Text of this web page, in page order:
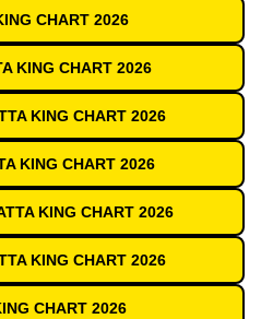
CHART 2026
KING CHART 2026
KING CHART 2026
KING CHART 2026
KING CHART 2026
KING CHART 2026
CHART 2026